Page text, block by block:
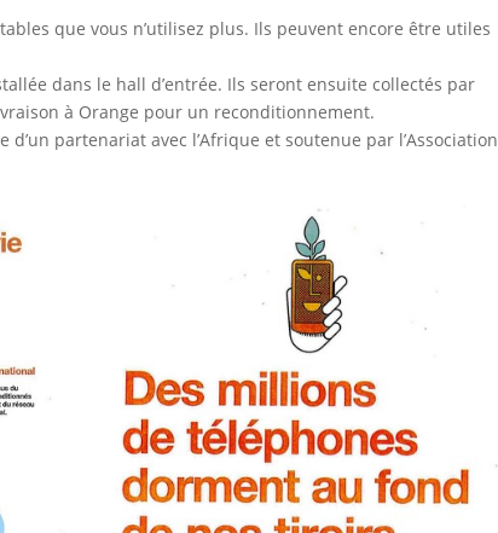
que vous n’utilisez plus. Ils peuvent encore être utiles
dans le hall d’entrée. Ils seront ensuite collectés par
à Orange pour un reconditionnement.
partenariat avec l’Afrique et soutenue par l’Association